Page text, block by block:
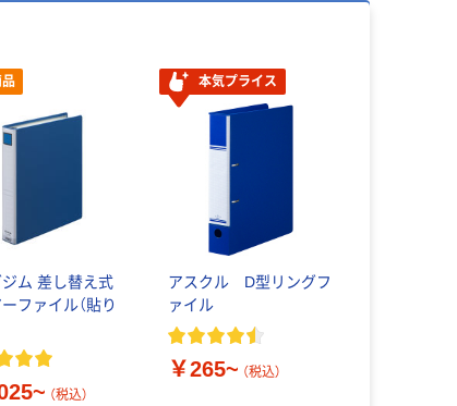
品
ム 差し替え式
ファイル（貼り
（税込）
本気プライス
アスクル D型リングフ
ァイル
￥265~ （税込）